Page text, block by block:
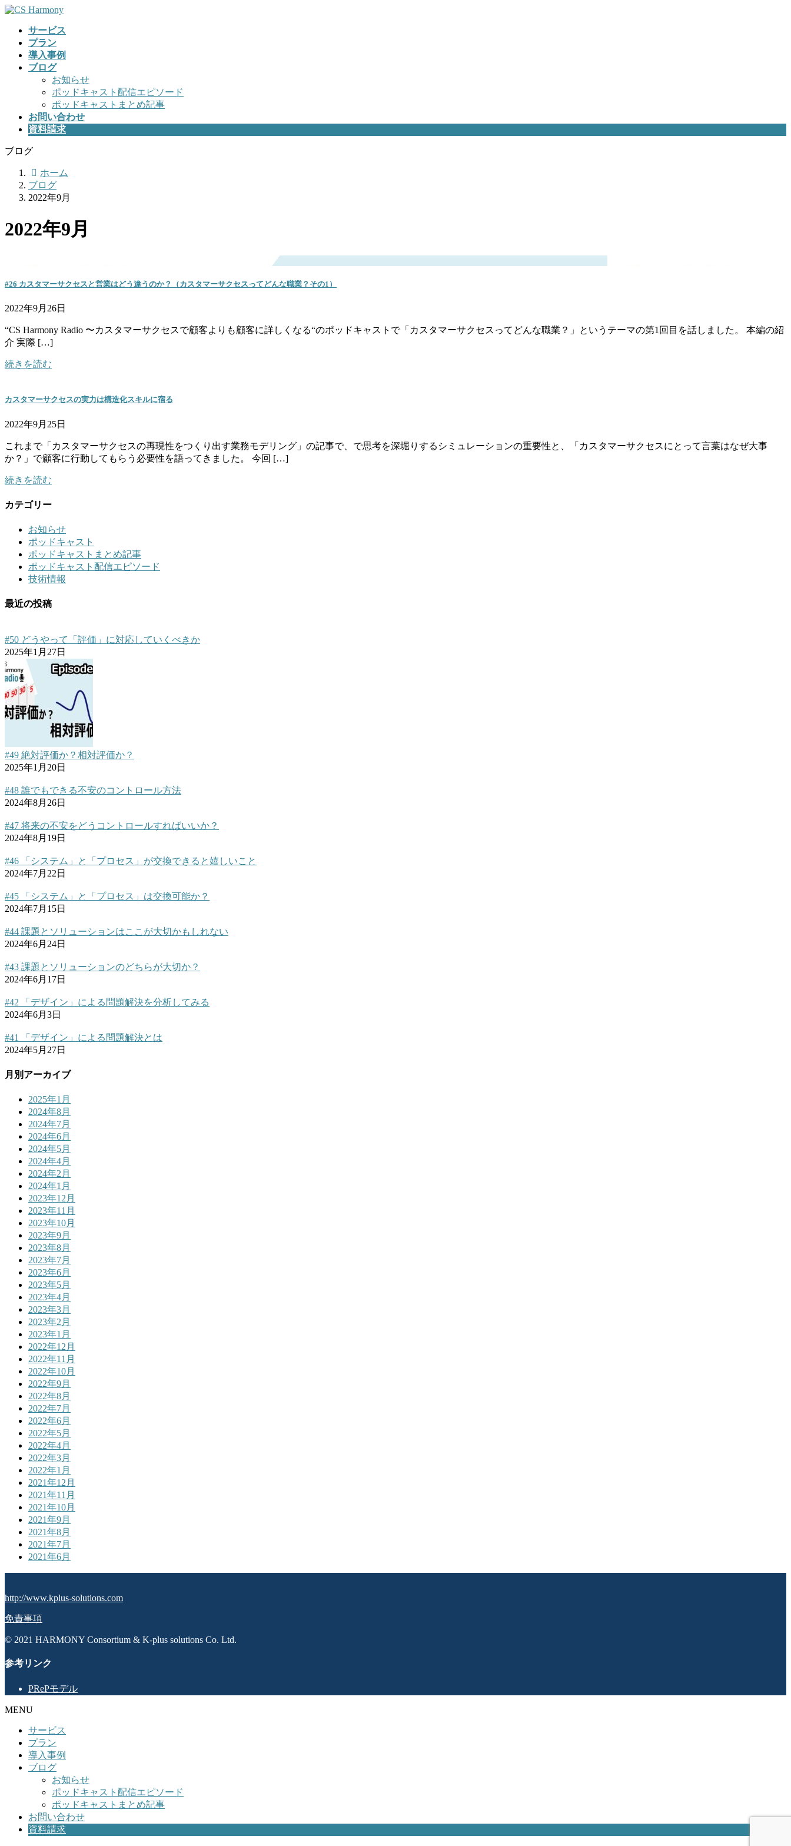
コ
ナ
サービス
プラン
導入事例
ブログ
お知らせ
ポッドキャスト配信エピソード
ポッドキャストまとめ記事
お問い合わせ
資料請求
ブログ
ホーム
ブログ
2022年9月
2022年9月
#26 カスタマーサクセスと営業はどう違うのか？（カスタマーサクセスってどんな職業？その1）
2022年9月26日
“CS Harmony Radio 〜カスタマーサクセスで顧客よりも顧客に詳しくなる“のポッドキャストで「カスタマーサクセスってどんな職業？」というテーマの第1回目を話しました。 本編の紹
介 実際 […]
続きを読む
カスタマーサクセスの実力は構造化スキルに宿る
2022年9月25日
これまで「カスタマーサクセスの再現性をつくり出す業務モデリング」の記事で、で思考を深堀りするシミュレーションの重要性と、「カスタマーサクセスにとって言葉はなぜ大事
か？」で顧客に行動してもらう必要性を語ってきました。 今回 […]
続きを読む
カテゴリー
お知らせ
ポッドキャスト
ポッドキャストまとめ記事
ポッドキャスト配信エピソード
技術情報
最近の投稿
#50 どうやって「評価」に対応していくべきか
2025年1月27日
#49 絶対評価か？相対評価か？
2025年1月20日
#48 誰でもできる不安のコントロール方法
2024年8月26日
#47 将来の不安をどうコントロールすればいいか？
2024年8月19日
#46 「システム」と「プロセス」が交換できると嬉しいこと
2024年7月22日
#45 「システム」と「プロセス」は交換可能か？
2024年7月15日
#44 課題とソリューションはここが大切かもしれない
2024年6月24日
#43 課題とソリューションのどちらが大切か？
2024年6月17日
#42 「デザイン」による問題解決を分析してみる
2024年6月3日
#41 「デザイン」による問題解決とは
2024年5月27日
月別アーカイブ
2025年1月
2024年8月
2024年7月
2024年6月
2024年5月
2024年4月
2024年2月
2024年1月
2023年12月
2023年11月
2023年10月
2023年9月
2023年8月
2023年7月
2023年6月
2023年5月
2023年4月
2023年3月
2023年2月
2023年1月
2022年12月
2022年11月
2022年10月
2022年9月
2022年8月
2022年7月
2022年6月
2022年5月
2022年4月
2022年3月
2022年1月
2021年12月
2021年11月
2021年10月
2021年9月
2021年8月
2021年7月
2021年6月
http://www.kplus-solutions.com
免責事項
© 2021 HARMONY Consortium & K-plus solutions Co. Ltd.
参考リンク
PRePモデル
MENU
サービス
プラン
導入事例
ブログ
お知らせ
ポッドキャスト配信エピソード
ポッドキャストまとめ記事
お問い合わせ
資料請求